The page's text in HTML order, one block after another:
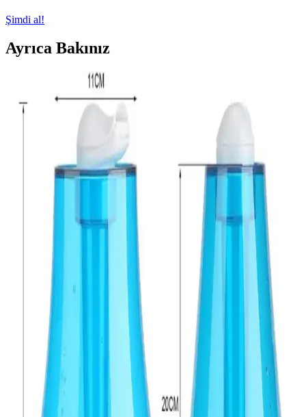
Şimdi al!
Ayrıca Bakınız
Robot Süpürgelerin Yüksek Fiyatlarının Nedenleri
ve Ekonomik Alternatifler
Robot süpürgelerin yüksek fiyatları, gelişmiş sensörler, yazılım ve
donanım maliyetlerinden kaynaklanır. Uygun fiyatlı modeller ve
yenilenmiş ürünler ekonomik alternatifler sunar.
Her Zaman Açık Cihazların Mahremiyete Etkisi ve
Gelecekteki Yasal ve Teknolojik Zorluklar
Teknolojinin sürekli bağlı cihazları mahremiyeti kökten değiştiriyor.
Yasal korumalar yetersiz kalırken, mahremiyet tasarımı ve kullanıcı
bilinçlendirmesi önem kazanıyor.
Evcil Hayvan Tüyleri ve Kir İçin Robot Süpürge
Modelleri: Performans ve Kullanıcı Deneyimleri
Evcil hayvan tüyleri ve kuru kir için robot süpürge seçimi, iRobot,
eufy, Dreame ve Roborock gibi markaların modelleri karşılaştırılarak
inceleniyor. Performans, dayanıklılık ve kullanıcı deneyimleri temel
alınmıştır.
UCLA'nın Modernize Ettiği Nikel-Demir Piller
Güneş Enerjisi Depolamada Yeni Çözümler Sunuyor